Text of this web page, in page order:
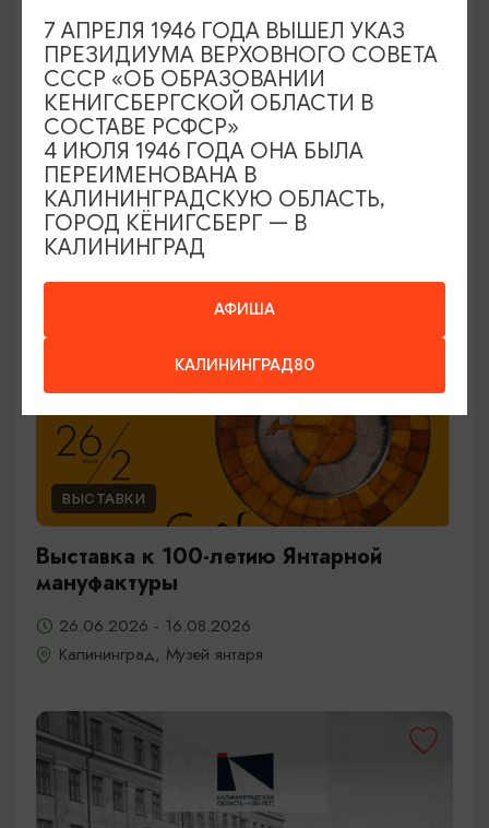
ЭКСКУРСИИ УЧРЕЖДЕНИЙ КУЛЬТУРЫ
Код города. История в символах
25.06.2026 - 30.09.2026, ПН-ПТ в 12:00
Калининград, Музей янтаря
ОТ 150₽ ПУШКИНСКАЯ КАРТА
ВЫСТАВКИ
Выставка к 100-летию Янтарной
мануфактуры
26.06.2026 - 16.08.2026
Калининград, Музей янтаря
АФИША
КАЛИНИНГРАД80
7 АПРЕЛЯ 1946 ГОДА ВЫШЕЛ УКАЗ
ПРЕЗИДИУМА ВЕРХОВНОГО СОВЕТА
СССР «ОБ ОБРАЗОВАНИИ
КЕНИГСБЕРГСКОЙ ОБЛАСТИ В
СОСТАВЕ РСФСР»
4 ИЮЛЯ 1946 ГОДА ОНА БЫЛА
ПЕРЕИМЕНОВАНА В
КАЛИНИНГРАДСКУЮ ОБЛАСТЬ,
ГОРОД КЁНИГСБЕРГ — В
КАЛИНИНГРАД